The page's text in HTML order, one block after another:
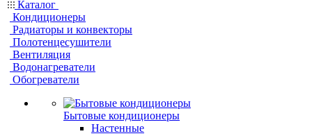
Каталог
Кондиционеры
Радиаторы и конвекторы
Полотенцесушители
Вентиляция
Водонагреватели
Обогреватели
Бытовые кондиционеры
Настенные